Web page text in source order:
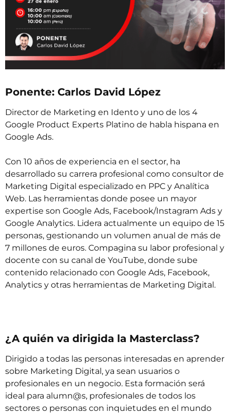
Ponente: Carlos David López
Director de Marketing en Idento y uno de los 4
Google Product Experts Platino de habla hispana en
Google Ads.
Con 10 años de experiencia en el sector, ha
desarrollado su carrera profesional como consultor de
Marketing Digital especializado en PPC y Analítica
Web. Las herramientas donde posee un mayor
expertise son Google Ads, Facebook/Instagram Ads y
Google Analytics. Lidera actualmente un equipo de 15
personas, gestionando un volumen anual de más de
7 millones de euros. Compagina su labor profesional y
docente con su canal de YouTube, donde sube
contenido relacionado con Google Ads, Facebook,
Analytics y otras herramientas de Marketing Digital.
¿A quién va dirigida la Masterclass?
Dirigido a todas las personas interesadas en aprender
sobre Marketing Digital, ya sean usuarios o
profesionales en un negocio. Esta formación será
ideal para alumn@s, profesionales de todos los
sectores o personas con inquietudes en el mundo